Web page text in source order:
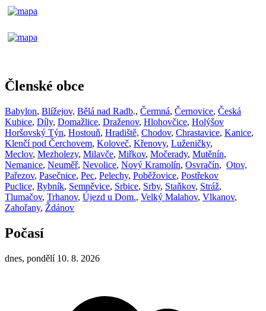
Členské obce
Babylon, Blížejov, Bělá nad Radb., Čermná, Černovice, Česká
Kubice, Díly, Domažlice, Draženov, Hlohovčice, Holýšov
Horšovský Týn, Hostouň, Hradiště, Chodov, Chrastavice, Kanice,
Klenčí pod Čerchovem, Koloveč, Křenovy, Luženičky,
Meclov, Mezholezy, Milavče, Miřkov, Močerady, Mutěnín,
Nemanice, Neuměř, Nevolice, Nový Kramolín, Osvračín, Otov,
Pařezov, Pasečnice, Pec, Pelechy, Poběžovice, Postřekov
Puclice, Rybník, Semněvice, Srbice, Srby, Staňkov, Stráž,
Tlumačov, Trhanov, Újezd u Dom., Velký Malahov, Vlkanov,
Zahořany, Ždánov
Počasí
dnes, pondělí 10. 8. 2026